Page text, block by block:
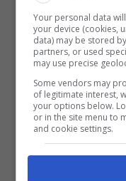
A fare capolino
ci sono i
pop e alcune
Raine la sua
Tananaicon
uominie chge
Your personal data
your device (cookies,
data) may be stored
partners, or used
may use precise
Some vendors may
of legitimate interest,
your options below.
or in the site menu to
and cookie settings.